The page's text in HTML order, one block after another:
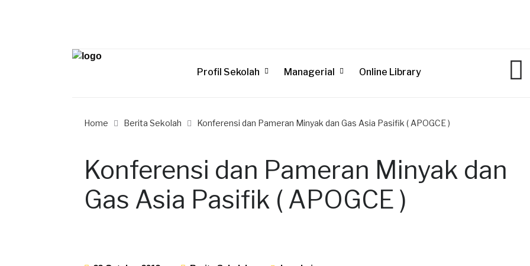
Profil Sekolah Managerial Online Library
Home Berita Sekolah Konferensi dan Pameran Minyak dan Gas Asia Pasifik ( APOGCE )
Konferensi dan Pameran Minyak dan
Gas Asia Pasifik ( APOGCE )